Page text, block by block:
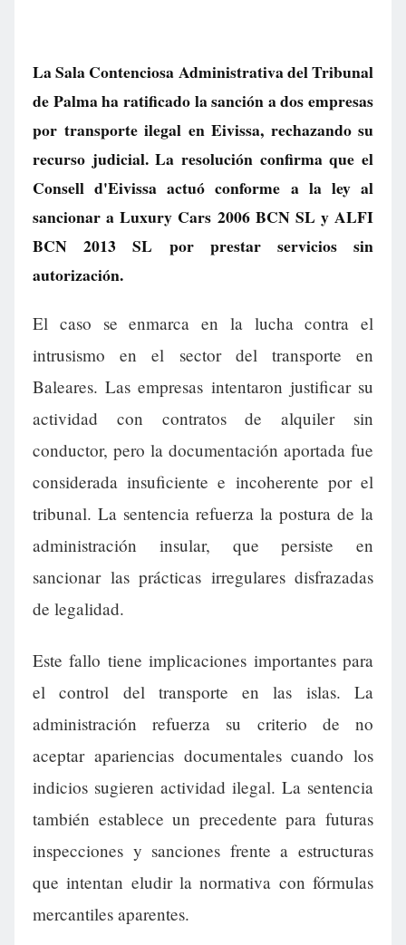
La Sala Contenciosa Administrativa del Tribunal
de Palma ha ratificado la sanción a dos empresas
por transporte ilegal en Eivissa, rechazando su
recurso judicial. La resolución confirma que el
Consell d'Eivissa actuó conforme a la ley al
sancionar a Luxury Cars 2006 BCN SL y ALFI
BCN 2013 SL por prestar servicios sin
autorización.
El caso se enmarca en la lucha contra el
intrusismo en el sector del transporte en
Baleares. Las empresas intentaron justificar su
actividad con contratos de alquiler sin
conductor, pero la documentación aportada fue
considerada insuficiente e incoherente por el
tribunal. La sentencia refuerza la postura de la
administración insular, que persiste en
sancionar las prácticas irregulares disfrazadas
de legalidad.
Este fallo tiene implicaciones importantes para
el control del transporte en las islas. La
administración refuerza su criterio de no
aceptar apariencias documentales cuando los
indicios sugieren actividad ilegal. La sentencia
también establece un precedente para futuras
inspecciones y sanciones frente a estructuras
que intentan eludir la normativa con fórmulas
mercantiles aparentes.